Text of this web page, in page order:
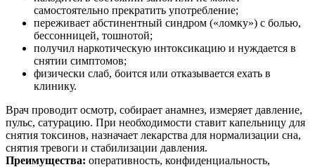
самостоятельно прекратить употребление;
переживает абстинентный синдром («ломку») с болью,
бессонницей, тошнотой;
получил наркотическую интоксикацию и нуждается в
снятии симптомов;
физически слаб, боится или отказывается ехать в
клинику.
Врач проводит осмотр, собирает анамнез, измеряет давление,
пульс, сатурацию. При необходимости ставит капельницу для
снятия токсинов, назначает лекарства для нормализации сна,
снятия тревоги и стабилизации давления.
Преимущества: оперативность, конфиденциальность,